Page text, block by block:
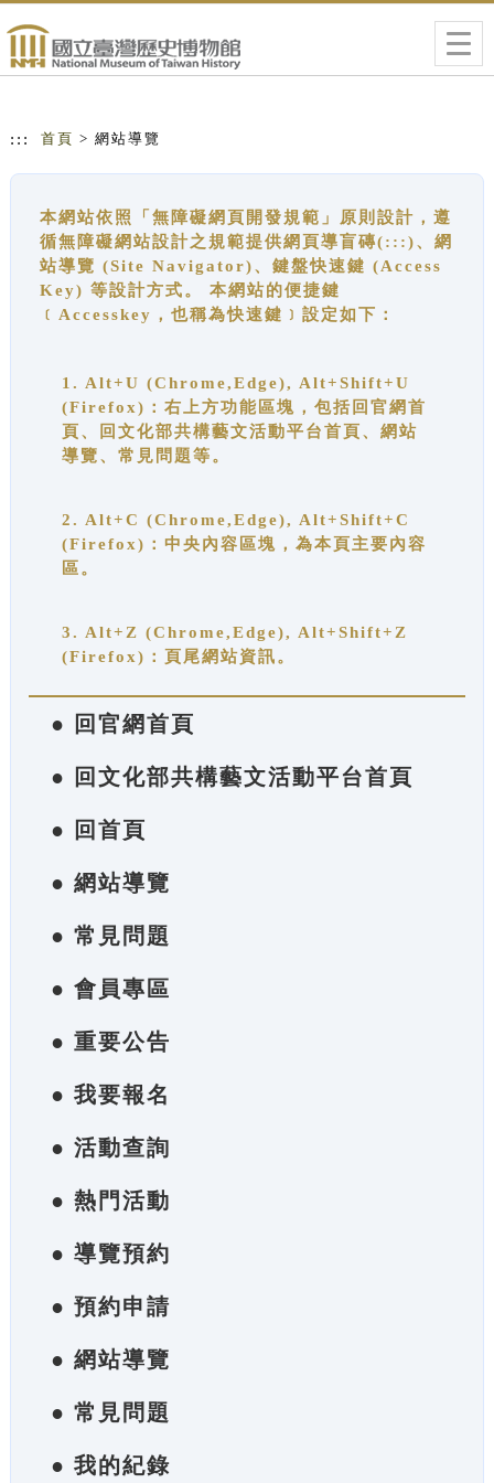
::: 首頁 > 網站導覽
本網站依照「無障礙網頁開發規範」原則設計，遵
循無障礙網站設計之規範提供網頁導盲磚(:::)、網
站導覽 (Site Navigator)、鍵盤快速鍵 (Access
Key) 等設計方式。 本網站的便捷鍵
﹝Accesskey，也稱為快速鍵﹞設定如下：
1. Alt+U (Chrome,Edge), Alt+Shift+U
(Firefox)：右上方功能區塊，包括回官網首
頁、回文化部共構藝文活動平台首頁、網站
導覽、常見問題等。
2. Alt+C (Chrome,Edge), Alt+Shift+C
(Firefox)：中央內容區塊，為本頁主要內容
區。
3. Alt+Z (Chrome,Edge), Alt+Shift+Z
(Firefox)：頁尾網站資訊。
● 回官網首頁
● 回文化部共構藝文活動平台首頁
● 回首頁
● 網站導覽
● 常見問題
● 會員專區
● 重要公告
● 我要報名
● 活動查詢
● 熱門活動
● 導覽預約
● 預約申請
● 網站導覽
● 常見問題
● 我的紀錄